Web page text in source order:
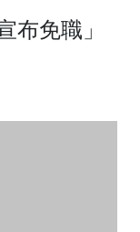
布免職」